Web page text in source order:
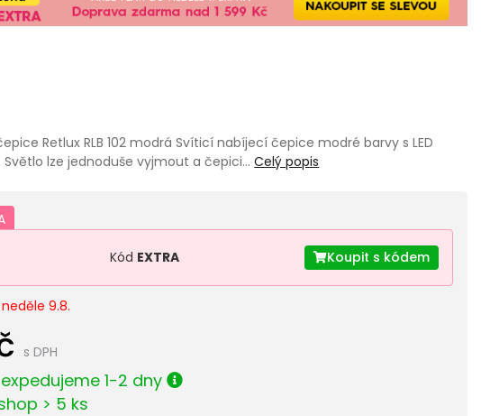
Retlux RLB 102 modrá Svíticí nabíjecí čepice modré barvy s LED
Světlo lze jednoduše vyjmout a čepici…Celý popis
Kód EXTRA Koupit s kódem
9.8.
s DPH
1-2 dny
> 5 ks